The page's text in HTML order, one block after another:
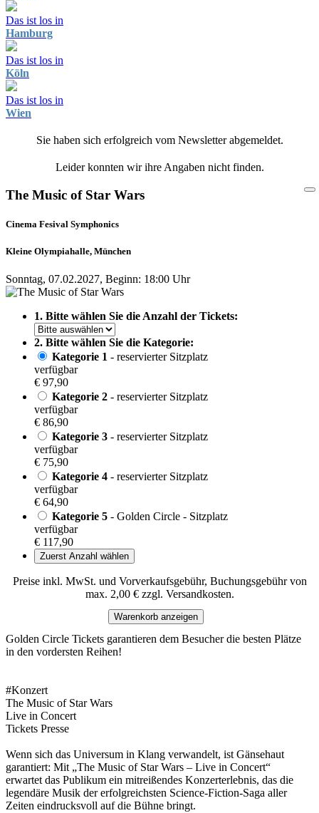
Das ist los in
Hamburg
Das ist los in
Köln
Das ist los in
Wien
Sie haben sich erfolgreich vom Newsletter abgemeldet.
Leider konnten wir ihre Angaben nicht finden.
The Music of Star Wars
Cinema Fesival Symphonics
Kleine Olympiahalle, München
Sonntag, 07.02.2027, Beginn: 18:00 Uhr
1. Bitte wählen Sie die Anzahl der Tickets:
2. Bitte wählen Sie die Kategorie:
Kategorie 1 - reservierter Sitzplatz
verfügbar
€ 97,90
Kategorie 2 - reservierter Sitzplatz
verfügbar
€ 86,90
Kategorie 3 - reservierter Sitzplatz
verfügbar
€ 75,90
Kategorie 4 - reservierter Sitzplatz
verfügbar
€ 64,90
Kategorie 5 - Golden Circle - Sitzplatz
verfügbar
€ 117,90
Zuerst Anzahl wählen
Preise inkl. MwSt. und Vorverkaufsgebühr, Buchungsgebühr von
max. 2,00 € zzgl. Versandkosten.
Warenkorb anzeigen
Golden Circle Tickets garantieren dem Besucher die besten Plätze
in den vordersten Reihen!
#Konzert
The Music of Star Wars
Live in Concert
Tickets Presse
Wenn sich das Universum in Klang verwandelt, ist Gänsehaut
garantiert: Mit „The Music of Star Wars – Live in Concert“
erwartet das Publikum ein mitreißendes Konzerterlebnis, das die
legendäre Musik der erfolgreichsten Science-Fiction-Saga aller
Zeiten eindrucksvoll auf die Bühne bringt.